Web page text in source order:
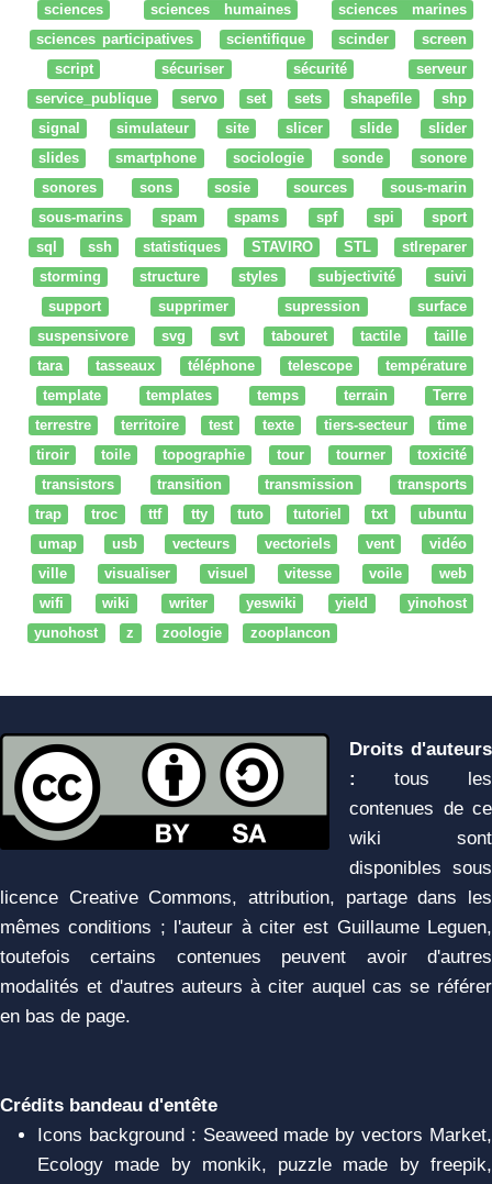
sciences
sciences humaines
sciences marines
sciences participatives
scientifique scinder
screen
script
sécuriser sécurité
serveur
service_publique
servo set sets shapefile
shp
signal
simulateur site slicer slide
slider
slides
smartphone sociologie sonde
sonore
sonores
sons sosie sources
sous-marin
sous-marins
spam spams spf spi
sport
sql
ssh statistiques STAVIRO STL
stlreparer
storming
structure styles subjectivité
suivi
support
supprimer supression
surface
suspensivore
svg svt tabouret tactile
taille
tara
tasseaux téléphone telescope
température
template
templates temps terrain
Terre
terrestre
territoire test texte tiers-secteur
time
tiroir
toile topographie tour tourner
toxicité
transistors
transition transmission
transports
trap
troc ttf tty tuto tutoriel txt
ubuntu
umap
usb vecteurs vectoriels vent
vidéo
ville
visualiser visuel vitesse voile
web
wifi
wiki writer yeswiki yield
yinohost
yunohost
z zoologie zooplancon
Droits d'auteurs
:
tous les
contenues de ce
wiki sont
disponibles sous
licence Creative Commons, attribution, partage dans les
mêmes conditions ; l'auteur à citer est Guillaume Leguen,
toutefois certains contenues peuvent avoir d'autres
modalités et d'autres auteurs à citer auquel cas se référer
en bas de page.
Crédits bandeau d'entête
Icons background : Seaweed made by vectors Market,
Ecology made by monkik, puzzle made by freepik,